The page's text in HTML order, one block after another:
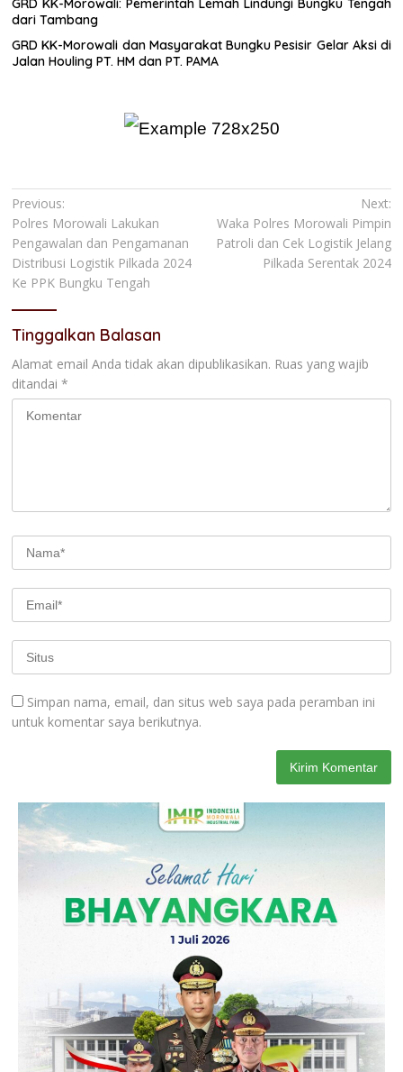
GRD KK-Morowali: Pemerintah Lemah Lindungi Bungku Tengah
dari Tambang
GRD KK-Morowali dan Masyarakat Bungku Pesisir Gelar Aksi di
Jalan Houling PT. HM dan PT. PAMA
Navigasi
pos
Previous:
Polres Morowali Lakukan
Pengawalan dan Pengamanan
Distribusi Logistik Pilkada 2024
Ke PPK Bungku Tengah
Next:
Waka Polres Morowali Pimpin
Patroli dan Cek Logistik Jelang
Pilkada Serentak 2024
Tinggalkan Balasan
Alamat email Anda tidak akan dipublikasikan. Ruas yang wajib
ditandai *
Simpan nama, email, dan situs web saya pada peramban ini
untuk komentar saya berikutnya.